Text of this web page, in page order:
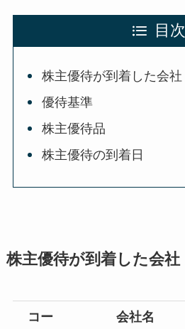
目次
株主優待が到着した会社
優待基準
株主優待品
株主優待の到着日
株主優待が到着した会社
コー
会社名